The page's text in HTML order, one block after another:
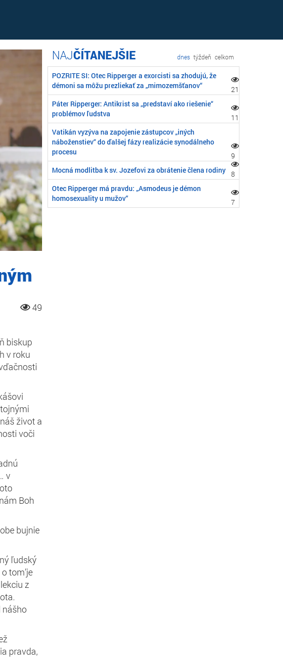
49
biskup
v roku
život a
voči
v
Boh
bujnie
ľudský
tom’je
z
nášho
pravda,
ČÍTANEJŠIE dnes týždeň celkom
POZRITE SI: Otec Ripperger a exorcisti sa zhodujú, že
démoni sa môžu prezliekať za „mimozemšťanov“
21
Páter Ripperger: Antikrist sa „predstaví ako riešenie“
problémov ľudstva
11
Vatikán vyzýva na zapojenie zástupcov „iných
náboženstiev“ do ďalšej fázy realizácie synodálneho
procesu
9
Mocná modlitba k sv. Jozefovi za obrátenie člena rodiny 8
Otec Ripperger má pravdu: „Asmodeus je démon
homosexuality u mužov“
7